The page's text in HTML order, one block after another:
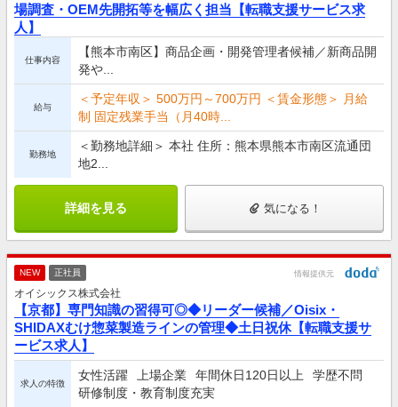
場調査・OEM先開拓等を幅広く担当【転職支援サービス求
人】
仕事内容
【熊本市南区】商品企画・開発管理者候補／新商品開
発や...
給与
＜予定年収＞ 500万円～700万円 ＜賃金形態＞ 月給
制 固定残業手当（月40時...
勤務地
＜勤務地詳細＞ 本社 住所：熊本県熊本市南区流通団
地2...
詳細を見る 気になる！
NEW 正社員 情報提供元
オイシックス株式会社
【京都】専門知識の習得可◎◆リーダー候補／Oisix・
SHIDAXむけ惣菜製造ラインの管理◆土日祝休【転職支援サ
ービス求人】
求人の特徴
女性活躍 上場企業 年間休日120日以上
学歴不問
研修制度・教育制度充実